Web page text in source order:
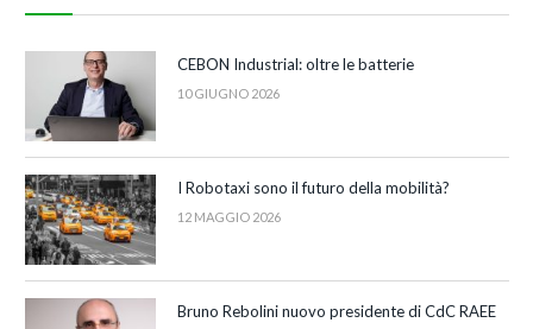
CEBON Industrial: oltre le batterie
10 GIUGNO 2026
I Robotaxi sono il futuro della mobilità?
12 MAGGIO 2026
Bruno Rebolini nuovo presidente di CdC RAEE